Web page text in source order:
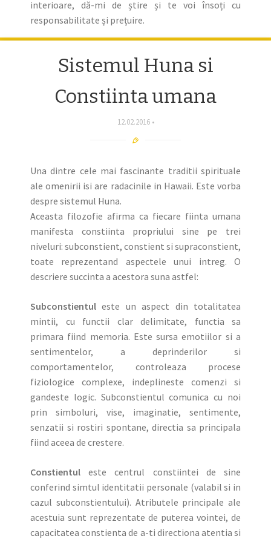
interioare, dă-mi de știre și te voi însoți cu
responsabilitate și prețuire.
Sistemul Huna si
Constiinta umana
12.02.2016
Una dintre cele mai fascinante traditii spirituale
ale omenirii isi are radacinile in Hawaii. Este vorba
despre sistemul Huna.
Aceasta filozofie afirma ca fiecare fiinta umana
manifesta constiinta propriului sine pe trei
niveluri: subconstient, constient si supraconstient,
toate reprezentand aspectele unui intreg. O
descriere succinta a acestora suna astfel:
Subconstientul este un aspect din totalitatea
mintii, cu functii clar delimitate, functia sa
primara fiind memoria. Este sursa emotiilor si a
sentimentelor, a deprinderilor si
comportamentelor, controleaza procese
fiziologice complexe, indeplineste comenzi si
gandeste logic. Subconstientul comunica cu noi
prin simboluri, vise, imaginatie, sentimente,
senzatii si rostiri spontane, directia sa principala
fiind aceea de crestere.
Constientuleste centrul constiintei de sine
conferind simtul identitatii personale (valabil si in
cazul subconstientului). Atributele principale ale
acestuia sunt reprezentate de puterea vointei, de
capacitatea constienta de a-ti directiona atentia si